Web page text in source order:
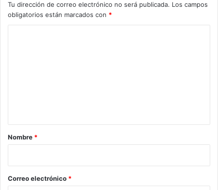
Tu dirección de correo electrónico no será publicada. Los campos
obligatorios están marcados con *
r
*
Nombre *
Correo electrónico *